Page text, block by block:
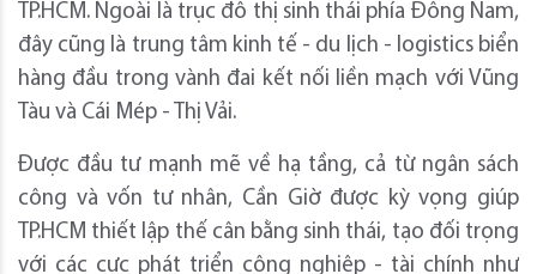
TP.HCM. Ngoài là trục đô thị sinh thái phía Đông Nam,
đây cũng là trung tâm kinh tế - du lịch - logistics biển
hàng đầu trong vành đai kết nối liền mạch với Vũng
Tàu và Cái Mép - Thị Vải.
Được đầu tư mạnh mẽ về hạ tầng, cả từ ngân sách
công và vốn tư nhân, Cần Giờ được kỳ vọng giúp
TP.HCM thiết lập thế cân bằng sinh thái, tạo đối trọng
với các cực phát triển công nghiệp - tài chính như